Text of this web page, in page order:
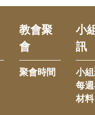
教會聚
會
聚會時間
小
訊
小
每
材料